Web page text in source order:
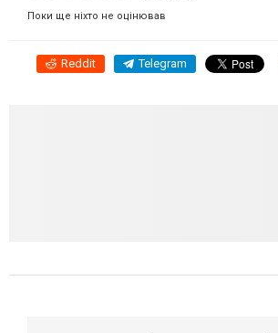
Поки ще ніхто не оцінював
Reddit Telegram